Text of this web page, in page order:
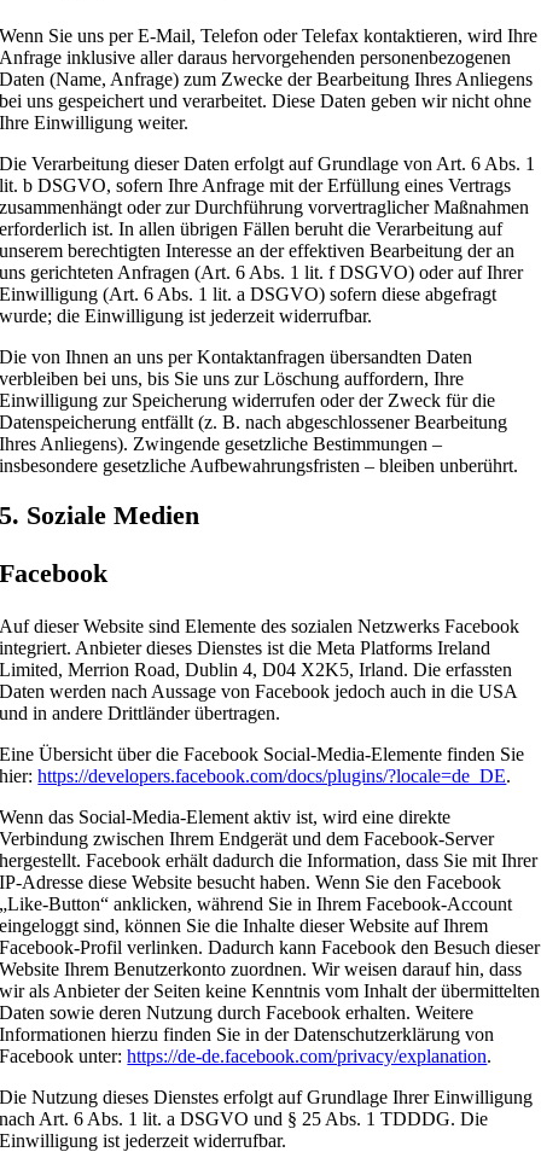
Wenn Sie uns per E-Mail, Telefon oder Telefax kontaktieren, wird Ihre
Anfrage inklusive aller daraus hervorgehenden personenbezogenen
Daten (Name, Anfrage) zum Zwecke der Bearbeitung Ihres Anliegens
bei uns gespeichert und verarbeitet. Diese Daten geben wir nicht ohne
Ihre Einwilligung weiter.
Die Verarbeitung dieser Daten erfolgt auf Grundlage von Art. 6 Abs. 1
lit. b DSGVO, sofern Ihre Anfrage mit der Erfüllung eines Vertrags
zusammenhängt oder zur Durchführung vorvertraglicher Maßnahmen
erforderlich ist. In allen übrigen Fällen beruht die Verarbeitung auf
unserem berechtigten Interesse an der effektiven Bearbeitung der an
uns gerichteten Anfragen (Art. 6 Abs. 1 lit. f DSGVO) oder auf Ihrer
Einwilligung (Art. 6 Abs. 1 lit. a DSGVO) sofern diese abgefragt
wurde; die Einwilligung ist jederzeit widerrufbar.
Die von Ihnen an uns per Kontaktanfragen übersandten Daten
verbleiben bei uns, bis Sie uns zur Löschung auffordern, Ihre
Einwilligung zur Speicherung widerrufen oder der Zweck für die
Datenspeicherung entfällt (z. B. nach abgeschlossener Bearbeitung
Ihres Anliegens). Zwingende gesetzliche Bestimmungen –
insbesondere gesetzliche Aufbewahrungsfristen – bleiben unberührt.
5. Soziale Medien
Facebook
Auf dieser Website sind Elemente des sozialen Netzwerks Facebook
integriert. Anbieter dieses Dienstes ist die Meta Platforms Ireland
Limited, Merrion Road, Dublin 4, D04 X2K5, Irland. Die erfassten
Daten werden nach Aussage von Facebook jedoch auch in die USA
und in andere Drittländer übertragen.
Eine Übersicht über die Facebook Social-Media-Elemente finden Sie
hier:https://developers.facebook.com/docs/plugins/?locale=de_DE.
Wenn das Social-Media-Element aktiv ist, wird eine direkte
Verbindung zwischen Ihrem Endgerät und dem Facebook-Server
hergestellt. Facebook erhält dadurch die Information, dass Sie mit Ihrer
IP-Adresse diese Website besucht haben. Wenn Sie den Facebook
„Like-Button“ anklicken, während Sie in Ihrem Facebook-Account
eingeloggt sind, können Sie die Inhalte dieser Website auf Ihrem
Facebook-Profil verlinken. Dadurch kann Facebook den Besuch dieser
Website Ihrem Benutzerkonto zuordnen. Wir weisen darauf hin, dass
wir als Anbieter der Seiten keine Kenntnis vom Inhalt der übermittelten
Daten sowie deren Nutzung durch Facebook erhalten. Weitere
Informationen hierzu finden Sie in der Datenschutzerklärung von
Facebook unter:https://de-de.facebook.com/privacy/explanation.
Die Nutzung dieses Dienstes erfolgt auf Grundlage Ihrer Einwilligung
nach Art. 6 Abs. 1 lit. a DSGVO und § 25 Abs. 1 TDDDG. Die
Einwilligung ist jederzeit widerrufbar.